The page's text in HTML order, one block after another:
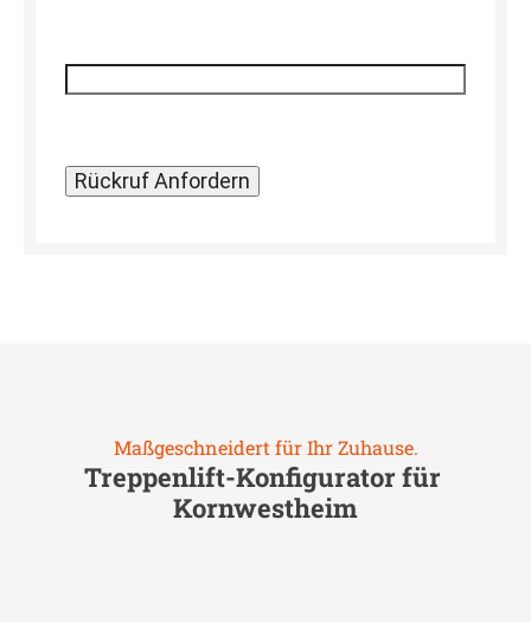
Maßgeschneidert für Ihr Zuhause.
Treppenlift-Konfigurator für
Kornwestheim